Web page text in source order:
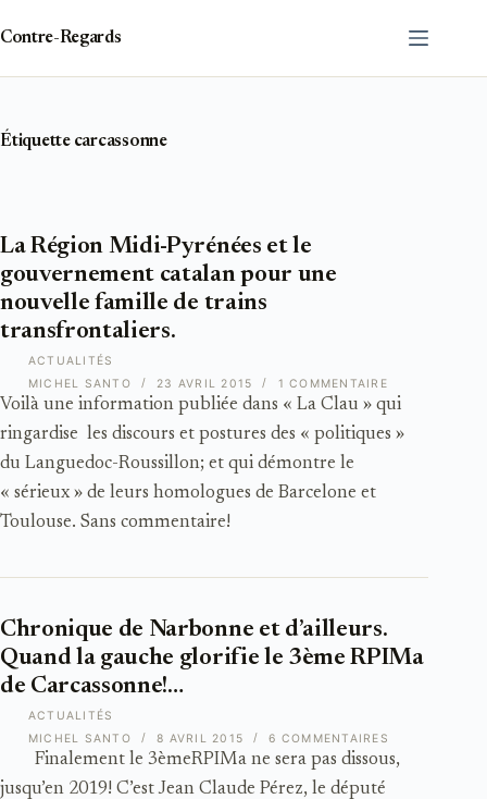
contenu
Contre-Regards
Étiquettecarcassonne
ACTUALITÉS
La Région Midi-Pyrénées et le
gouvernement catalan pour une
nouvelle famille de trains
transfrontaliers.
Voilà une information publiée dans « La Clau » qui
ringardise les discours et postures des « politiques »
du Languedoc-Roussillon; et qui démontre le
« sérieux » de leurs homologues de Barcelone et
Toulouse. Sans commentaire!
MICHEL SANTO 23 AVRIL 2015 1 COMMENTAIRE
ACTUALITÉS
Chronique de Narbonne et d’ailleurs.
Quand la gauche glorifie le 3ème RPIMa
de Carcassonne!…
Finalement le 3èmeRPIMa ne sera pas dissous,
jusqu’en 2019! C’est Jean Claude Pérez, le député
MICHEL SANTO 8 AVRIL 2015 6 COMMENTAIRES